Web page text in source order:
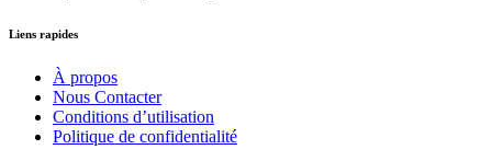
Liens rapides
À propos
Nous Contacter
Conditions d’utilisation
Politique de confidentialité